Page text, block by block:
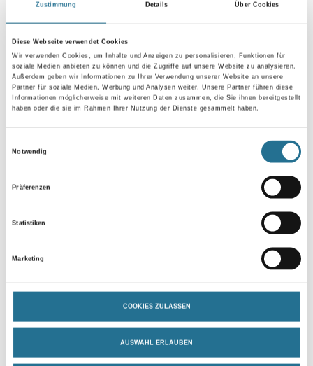
Zustimmung Details Über Cookies
Diese Webseite verwendet Cookies
Wir verwenden Cookies, um Inhalte und Anzeigen zu personalisieren, Funktionen für
soziale Medien anbieten zu können und die Zugriffe auf unsere Website zu analysieren.
Außerdem geben wir Informationen zu Ihrer Verwendung unserer Website an unsere
Partner für soziale Medien, Werbung und Analysen weiter. Unsere Partner führen diese
Informationen möglicherweise mit weiteren Daten zusammen, die Sie ihnen bereitgestellt
haben oder die sie im Rahmen Ihrer Nutzung der Dienste gesammelt haben.
Notwendig
Präferenzen
Statistiken
Marketing
COOKIES ZULASSEN
AUSWAHL ERLAUBEN
Umrechnungsfaktoren
Zur Farbauswahl für Ihren Wunschfarbton
Zur Weißware
PRODUKTEIGENSCHAFTEN